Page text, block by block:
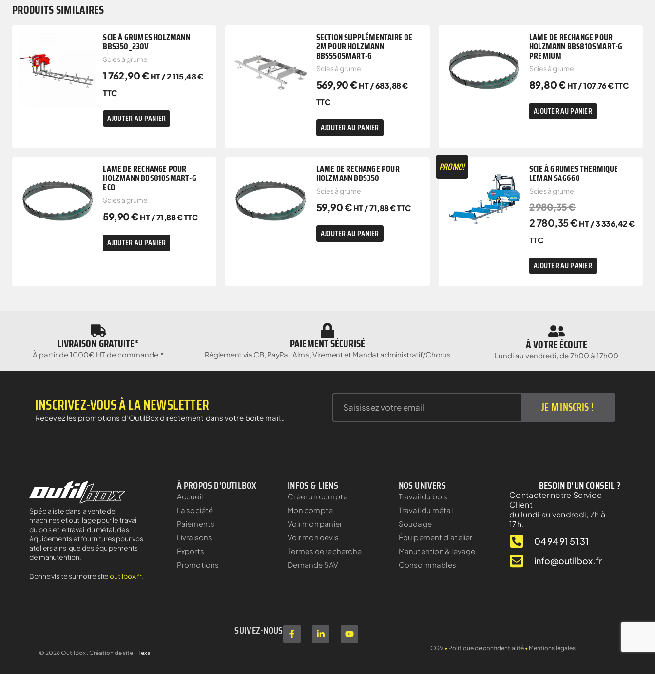
PRODUITS SIMILAIRES
SCIE À GRUMES HOLZMANN
BBS350_230V
Scies à grume
1 762,90€ HT /2 115,48€
TTC
AJOUTER AU PANIER
SECTION SUPPLÉMENTAIRE DE
2M POUR HOLZMANN
BBS550SMART-G
Scies à grume
569,90€ HT /683,88€
TTC
AJOUTER AU PANIER
LAME DE RECHANGE POUR
HOLZMANN BBS810SMART-G
PREMIUM
Scies à grume
89,80€ HT /107,76€TTC
AJOUTER AU PANIER
LAME DE RECHANGE POUR
HOLZMANN BBS810SMART-G
ECO
Scies à grume
59,90€HT /71,88€TTC
AJOUTER AU PANIER
LAME DE RECHANGE POUR
HOLZMANN BBS350
Scies à grume
59,90€ HT /71,88€TTC
AJOUTER AU PANIER
PROMO! SCIE À GRUMES THERMIQUE
LEMAN SAG660
Scies à grume
2 980,35€
2 780,35€HT /3 336,42€
TTC
AJOUTER AU PANIER
LIVRAISON GRATUITE*
À partir de 1000€ HT de commande.*
PAIEMENT SÉCURISÉ
Règlement via CB, PayPal, Alma, Virement et Mandat administratif/Chorus
À VOTRE ÉCOUTE
Lundi au vendredi, de 7h00 à 17h00
INSCRIVEZ-VOUS À LA NEWSLETTER
Recevez les promotions d’OutilBox directement dans votre boite mail…
JE M'INSCRIS !
Spécialiste dans la vente de
machines et outillage pour le travail
du bois et le travail du métal, des
équipements et fournitures pour vos
ateliers ainsi que des équipements
de manutention.
Bonne visite sur notre siteoutilbox.fr.
À PROPOS D'OUTILBOX
Accueil
La société
Paiements
Livraisons
Exports
Promotions
INFOS & LIENS
Créer un compte
Mon compte
Voir mon panier
Voir mon devis
Termes de recherche
Demande SAV
NOS UNIVERS
Travail du bois
Travail du métal
Soudage
Équipement d'atelier
Manutention & levage
Consommables
BESOIN D'UN CONSEIL ?
Contacter notre Service
Client
du lundi au vendredi, 7h à
17h.
04 94 91 51 31
info@outilbox.fr
© 2026OutilBox . Création de site : Hexa
SUIVEZ-NOUS
CGV • Politique de confidentialité • Mentions légales